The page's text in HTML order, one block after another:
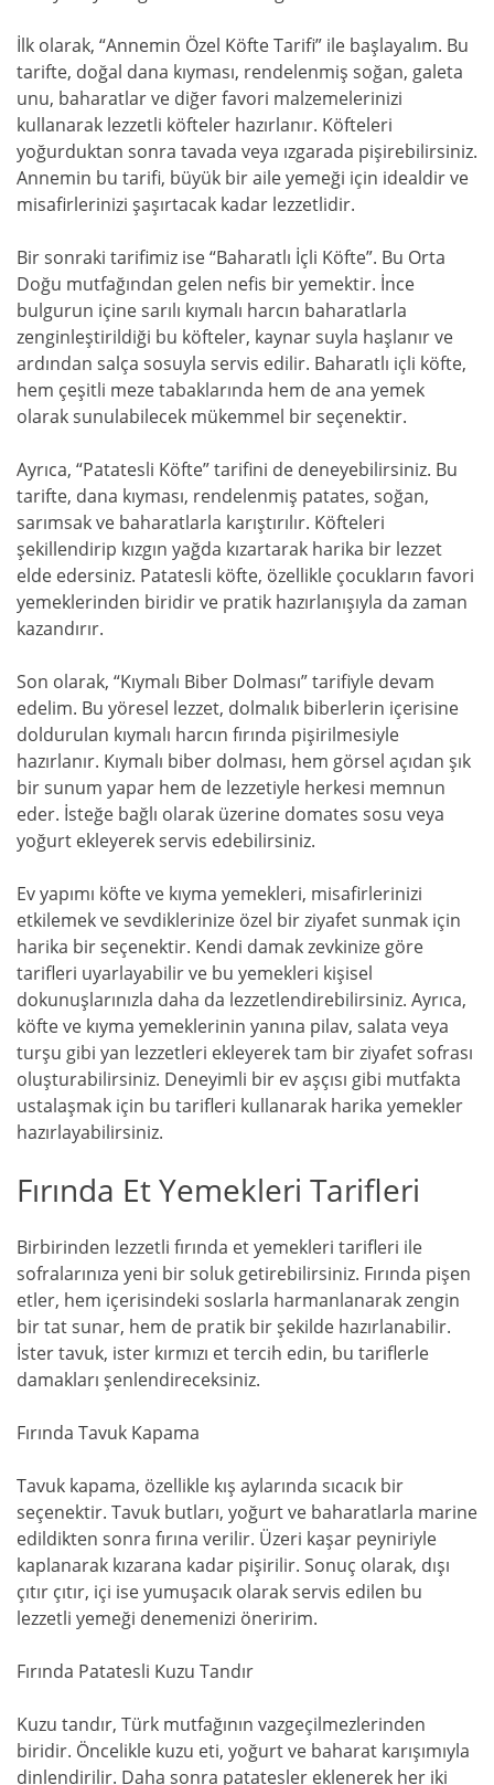
İlk olarak, “Annemin Özel Köfte Tarifi” ile başlayalım. Bu
tarifte, doğal dana kıyması, rendelenmiş soğan, galeta
unu, baharatlar ve diğer favori malzemelerinizi
kullanarak lezzetli köfteler hazırlanır. Köfteleri
yoğurduktan sonra tavada veya ızgarada pişirebilirsiniz.
Annemin bu tarifi, büyük bir aile yemeği için idealdir ve
misafirlerinizi şaşırtacak kadar lezzetlidir.
Bir sonraki tarifimiz ise “Baharatlı İçli Köfte”. Bu Orta
Doğu mutfağından gelen nefis bir yemektir. İnce
bulgurun içine sarılı kıymalı harcın baharatlarla
zenginleştirildiği bu köfteler, kaynar suyla haşlanır ve
ardından salça sosuyla servis edilir. Baharatlı içli köfte,
hem çeşitli meze tabaklarında hem de ana yemek
olarak sunulabilecek mükemmel bir seçenektir.
Ayrıca, “Patatesli Köfte” tarifini de deneyebilirsiniz. Bu
tarifte, dana kıyması, rendelenmiş patates, soğan,
sarımsak ve baharatlarla karıştırılır. Köfteleri
şekillendirip kızgın yağda kızartarak harika bir lezzet
elde edersiniz. Patatesli köfte, özellikle çocukların favori
yemeklerinden biridir ve pratik hazırlanışıyla da zaman
kazandırır.
Son olarak, “Kıymalı Biber Dolması” tarifiyle devam
edelim. Bu yöresel lezzet, dolmalık biberlerin içerisine
doldurulan kıymalı harcın fırında pişirilmesiyle
hazırlanır. Kıymalı biber dolması, hem görsel açıdan şık
bir sunum yapar hem de lezzetiyle herkesi memnun
eder. İsteğe bağlı olarak üzerine domates sosu veya
yoğurt ekleyerek servis edebilirsiniz.
Ev yapımı köfte ve kıyma yemekleri, misafirlerinizi
etkilemek ve sevdiklerinize özel bir ziyafet sunmak için
harika bir seçenektir. Kendi damak zevkinize göre
tarifleri uyarlayabilir ve bu yemekleri kişisel
dokunuşlarınızla daha da lezzetlendirebilirsiniz. Ayrıca,
köfte ve kıyma yemeklerinin yanına pilav, salata veya
turşu gibi yan lezzetleri ekleyerek tam bir ziyafet sofrası
oluşturabilirsiniz. Deneyimli bir ev aşçısı gibi mutfakta
ustalaşmak için bu tarifleri kullanarak harika yemekler
hazırlayabilirsiniz.
Fırında Et Yemekleri Tarifleri
Birbirinden lezzetli fırında et yemekleri tarifleri ile
sofralarınıza yeni bir soluk getirebilirsiniz. Fırında pişen
etler, hem içerisindeki soslarla harmanlanarak zengin
bir tat sunar, hem de pratik bir şekilde hazırlanabilir.
İster tavuk, ister kırmızı et tercih edin, bu tariflerle
damakları şenlendireceksiniz.
Fırında Tavuk Kapama
Tavuk kapama, özellikle kış aylarında sıcacık bir
seçenektir. Tavuk butları, yoğurt ve baharatlarla marine
edildikten sonra fırına verilir. Üzeri kaşar peyniriyle
kaplanarak kızarana kadar pişirilir. Sonuç olarak, dışı
çıtır çıtır, içi ise yumuşacık olarak servis edilen bu
lezzetli yemeği denemenizi öneririm.
Fırında Patatesli Kuzu Tandır
Kuzu tandır, Türk mutfağının vazgeçilmezlerinden
biridir. Öncelikle kuzu eti, yoğurt ve baharat karışımıyla
dinlendirilir. Daha sonra patatesler eklenerek her iki